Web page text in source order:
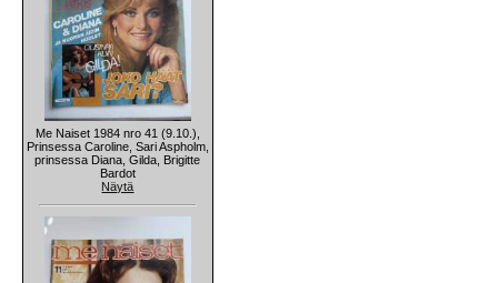
Me Naiset 1984 nro 41 (9.10.),
Prinsessa Caroline, Sari Aspholm,
prinsessa Diana, Gilda, Brigitte
Bardot
Näytä